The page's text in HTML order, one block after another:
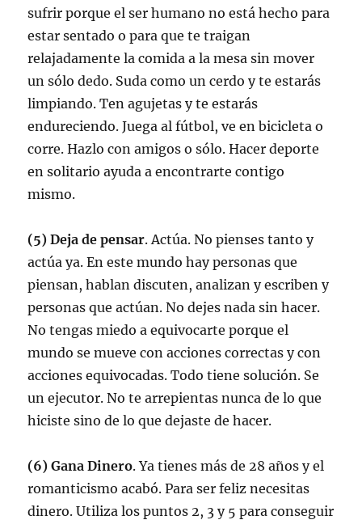
sufrir porque el ser humano no está hecho para
estar sentado o para que te traigan
relajadamente la comida a la mesa sin mover
un sólo dedo. Suda como un cerdo y te estarás
limpiando. Ten agujetas y te estarás
endureciendo. Juega al fútbol, ve en bicicleta o
corre. Hazlo con amigos o sólo. Hacer deporte
en solitario ayuda a encontrarte contigo
mismo.
(5) Deja de pensar. Actúa. No pienses tanto y
actúa ya. En este mundo hay personas que
piensan, hablan discuten, analizan y escriben y
personas que actúan. No dejes nada sin hacer.
No tengas miedo a equivocarte porque el
mundo se mueve con acciones correctas y con
acciones equivocadas. Todo tiene solución. Se
un ejecutor. No te arrepientas nunca de lo que
hiciste sino de lo que dejaste de hacer.
(6) Gana Dinero. Ya tienes más de 28 años y el
romanticismo acabó. Para ser feliz necesitas
dinero. Utiliza los puntos 2, 3 y 5 para conseguir